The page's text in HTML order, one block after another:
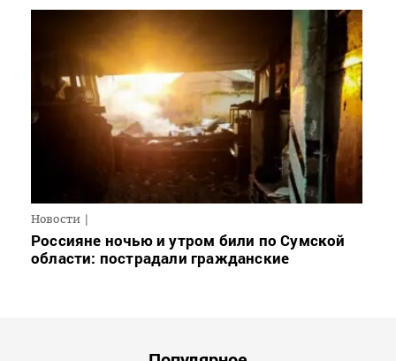
Новости
Россияне ночью и утром били по Сумской
области: пострадали гражданские